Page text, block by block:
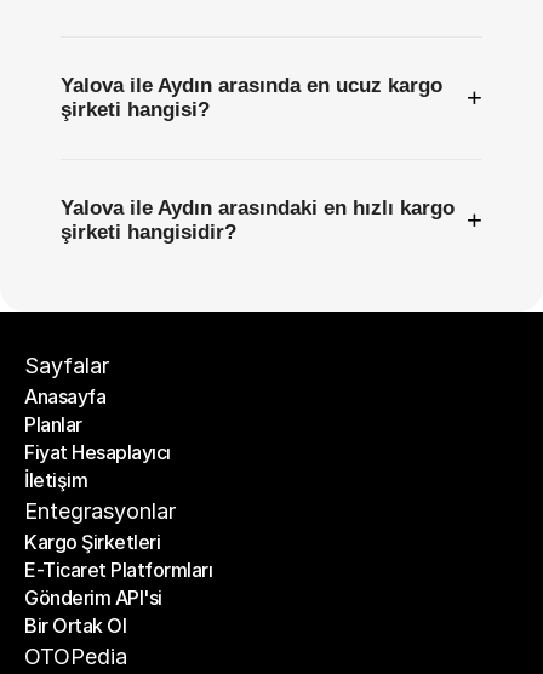
Yalova ile Aydın arasında en ucuz kargo
şirketi hangisi?
+
Yalova ile Aydın arasındaki en hızlı kargo
şirketi hangisidir?
+
Sayfalar
Anasayfa
Anasayfa
Planlar
Planlar
Fiyat Hesaplayıcı
Fiyat Hesaplayıcı
İletişim
İletişim
Entegrasyonlar
Kargo Şirketleri
Kargo Şirketleri
E-Ticaret Platformları
E-Ticaret Platformları
Gönderim API'si
Gönderim API'si
Bir Ortak Ol
Bir Ortak Ol
OTOPedia